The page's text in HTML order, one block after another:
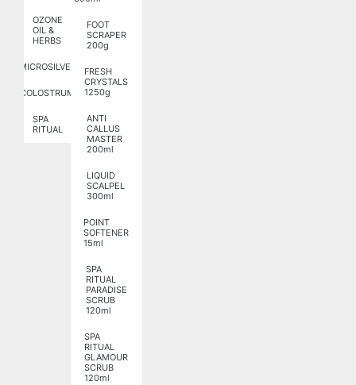
OZONE
OIL &
HERBS
MICROSILVER
COLOSTRUM
SPA
RITUAL
FOOT
SCRAPER
200g
FRESH
CRYSTALS
1250g
ANTI
CALLUS
MASTER
200ml
LIQUID
SCALPEL
300ml
POINT
SOFTENER
15ml
SPA
RITUAL
PARADISE
SCRUB
120ml
SPA
RITUAL
GLAMOUR
SCRUB
120ml